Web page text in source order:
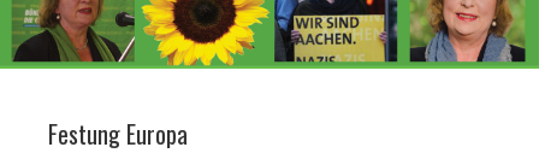
Festung Europa